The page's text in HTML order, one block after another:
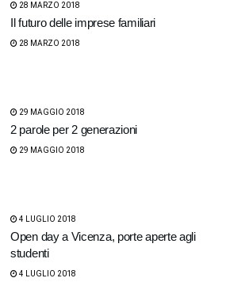
28 MARZO 2018
Il futuro delle imprese familiari
28 MARZO 2018
29 MAGGIO 2018
2 parole per 2 generazioni
29 MAGGIO 2018
4 LUGLIO 2018
Open day a Vicenza, porte aperte agli
studenti
4 LUGLIO 2018